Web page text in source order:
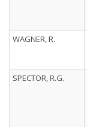
WAGNER, R.
SPECTOR, R.G.